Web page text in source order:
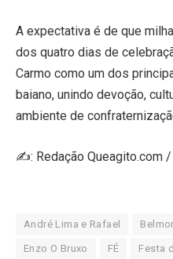
A expectativa é de que
dos quatro dias de
Carmo como um dos
baiano, unindo devoção,
ambiente de
✍️: Redação Queagito.com /
André Lima e Rafael
Enzo O Bruxo FÉ Festa